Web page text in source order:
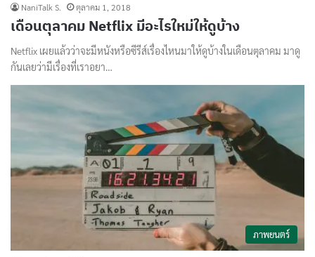
NaniTalk S. ตุลาคม 1, 2018
เดือนตุลาคม Netflix มีอะไรใหม่ให้ดูบ้าง
Netflix เผยแล้วว่าจะมีหนังหรือซีรีส์เรื่องไหนมาให้ดูบ้างในเดือนตุลาคม มาดู
กันเลยว่ามีเรื่องที่เราอยา…
ภาพยนตร์